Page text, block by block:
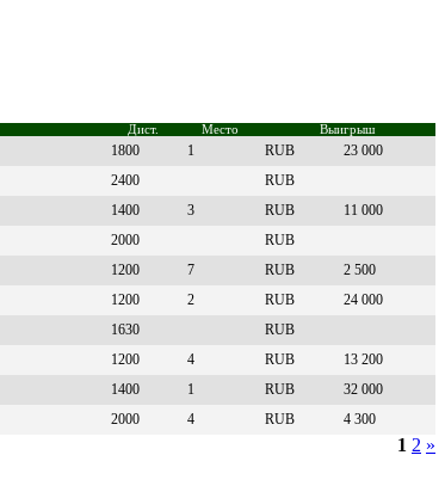
Дист. Место Выигрыш
1800 1 RUB
23 000
2400
RUB
1400 3 RUB
11 000
2000
RUB
1200 7 RUB
2 500
1200 2 RUB
24 000
1630
RUB
1200 4 RUB
13 200
1400 1 RUB
32 000
2000 4 RUB 4 300
1 2 »